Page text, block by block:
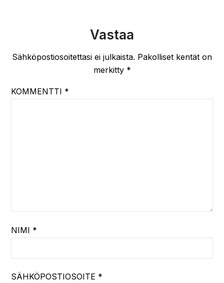
Vastaa
Sähköpostiosoitettasi ei julkaista. Pakolliset kentät on
merkitty *
KOMMENTTI *
NIMI *
SÄHKÖPOSTIOSOITE *